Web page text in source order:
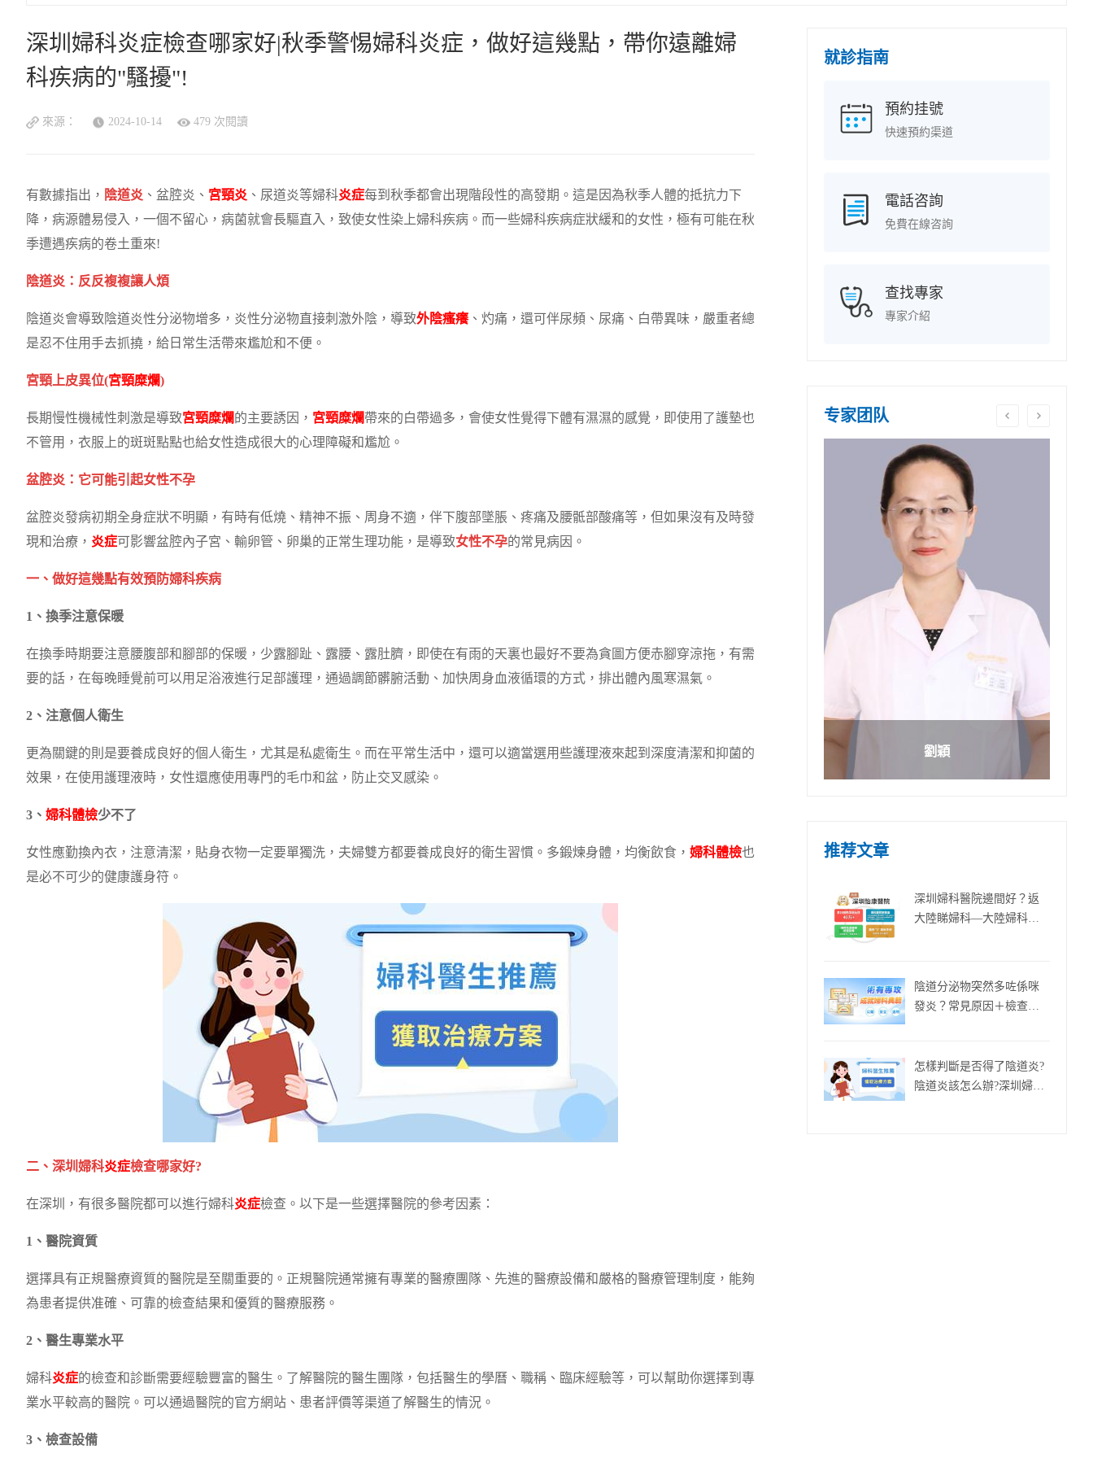
深圳婦科炎症檢查哪家好|秋季警惕婦科炎症，做好這幾點，帶你遠離婦
科疾病的"騷擾"!
來源： 2024-10-14 479 次閱讀
有數據指出， 陰道炎 、盆腔炎、 宮頸炎 、尿道炎等婦科炎症每到秋季都會出現階段性的高發期。這是因為秋季人體的抵抗力下
降，病源體易侵入，一個不留心，病菌就會長驅直入，致使女性染上婦科疾病。而一些婦科疾病症狀緩和的女性，極有可能在秋
季遭遇疾病的卷土重來!
陰道炎：反反複複讓人煩
陰道炎會導致陰道炎性分泌物增多，炎性分泌物直接刺激外陰，導致外陰瘙癢、灼痛，還可伴尿頻、尿痛、白帶異味，嚴重者總
是忍不住用手去抓撓，給日常生活帶來尷尬和不便。
宮頸上皮異位(宮頸糜爛)
長期慢性機械性刺激是導致宮頸糜爛 的主要誘因， 宮頸糜爛帶來的白帶過多，會使女性覺得下體有濕濕的感覺，即使用了護墊也
不管用，衣服上的斑斑點點也給女性造成很大的心理障礙和尷尬。
盆腔炎：它可能引起女性不孕
盆腔炎發病初期全身症狀不明顯，有時有低燒、精神不振、周身不適，伴下腹部墜脹、疼痛及腰骶部酸痛等，但如果沒有及時發
現和治療， 炎症可影響盆腔內子宮、輸卵管、卵巢的正常生理功能，是導致女性不孕的常見病因。
一、做好這幾點有效預防婦科疾病
1、換季注意保暖
在換季時期要注意腰腹部和腳部的保暖，少露腳趾、露腰、露肚臍，即使在有雨的天裏也最好不要為貪圖方便赤腳穿涼拖，有需
要的話，在每晚睡覺前可以用足浴液進行足部護理，通過調節髒腑活動、加快周身血液循環的方式，排出體內風寒濕氣。
2、注意個人衛生
更為關鍵的則是要養成良好的個人衛生，尤其是私處衛生。而在平常生活中，還可以適當選用些護理液來起到深度清潔和抑菌的
效果，在使用護理液時，女性還應使用專門的毛巾和盆，防止交叉感染。
3、 婦科體檢少不了
女性應勤換內衣，注意清潔，貼身衣物一定要單獨洗，夫婦雙方都要養成良好的衛生習慣。多鍛煉身體，均衡飲食， 婦科體檢也
是必不可少的健康護身符。
二、深圳婦科炎症檢查哪家好?
在深圳，有很多醫院都可以進行婦科炎症檢查。以下是一些選擇醫院的參考因素：
1、醫院資質
選擇具有正規醫療資質的醫院是至關重要的。正規醫院通常擁有專業的醫療團隊、先進的醫療設備和嚴格的醫療管理制度，能夠
為患者提供准確、可靠的檢查結果和優質的醫療服務。
2、醫生專業水平
婦科炎症的檢查和診斷需要經驗豐富的醫生。了解醫院的醫生團隊，包括醫生的學曆、職稱、臨床經驗等，可以幫助你選擇到專
業水平較高的醫院。可以通過醫院的官方網站、患者評價等渠道了解醫生的情況。
3、檢查設備
就診指南
預約挂號
快速預約渠道
電話咨詢
免費在線咨詢
查找專家
專家介紹
专家团队
劉穎
推荐文章
深圳婦科醫院邊間好？返
大陸睇婦科—大陸婦科檢
陰道分泌物突然多咗係咪
發炎？常見原因＋檢查建
怎樣判斷是否得了陰道炎?
陰道炎該怎么辦?深圳婦科